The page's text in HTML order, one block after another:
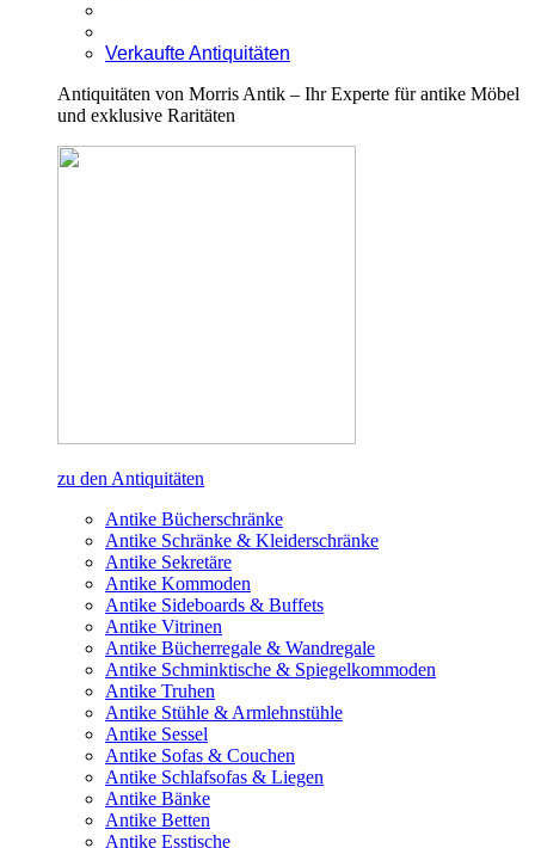
Verkaufte Antiquitäten
Antiquitäten von Morris Antik – Ihr Experte für antike Möbel
und exklusive Raritäten
zu den Antiquitäten
Antike Bücherschränke
Antike Schränke & Kleiderschränke
Antike Sekretäre
Antike Kommoden
Antike Sideboards & Buffets
Antike Vitrinen
Antike Bücherregale & Wandregale
Antike Schminktische & Spiegelkommoden
Antike Truhen
Antike Stühle & Armlehnstühle
Antike Sessel
Antike Sofas & Couchen
Antike Schlafsofas & Liegen
Antike Bänke
Antike Betten
Antike Esstische